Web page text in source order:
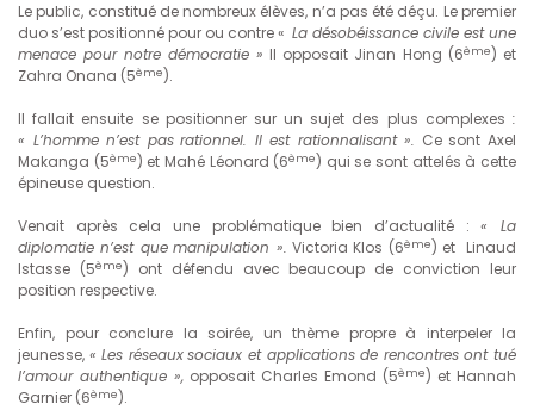
Le public, constitué de nombreux élèves, n’a pas été déçu. Le premier
duo s’est positionné pour ou contre « La désobéissance civile est une
menace pour notre démocratie » Il opposait Jinan Hong (6ème) et
Zahra Onana (5ème).
Il fallait ensuite se positionner sur un sujet des plus complexes :
« L’homme n’est pas rationnel. Il est rationnalisant ». Ce sont Axel
Makanga (5ème) et Mahé Léonard (6ème) qui se sont attelés à cette
épineuse question.
Venait après cela une problématique bien d’actualité :« La
diplomatie n’est que manipulation ». Victoria Klos (6ème) et Linaud
Istasse (5ème) ont défendu avec beaucoup de conviction leur
position respective.
Enfin, pour conclure la soirée, un thème propre à interpeler la
jeunesse, « Les réseaux sociaux et applications de rencontres ont tué
l’amour authentique », opposait Charles Emond (5ème) et Hannah
Garnier (6ème).